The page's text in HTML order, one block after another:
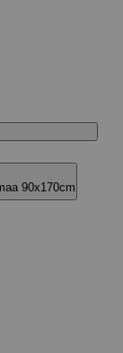
90x170cm